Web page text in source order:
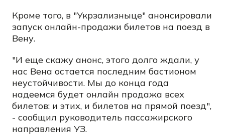
Кроме того, в "Укрзализныце" анонсировали
запуск онлайн-продажи билетов на поезд в
Вену.
"И еще скажу анонс, этого долго ждали, у
нас Вена остается последним бастионом
неустойчивости. Мы до конца года
надеемся будет онлайн продажа всех
билетов: и этих, и билетов на прямой поезд",
- сообщил руководитель пассажирского
направления УЗ.